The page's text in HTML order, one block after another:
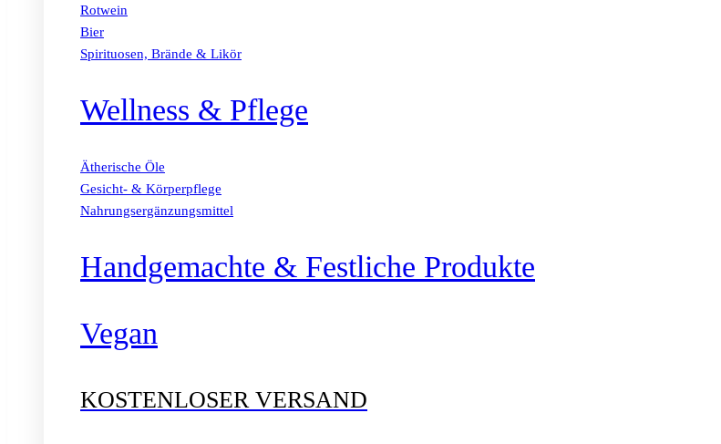
Rotwein
Bier
Spirituosen, Brände & Likör
Wellness & Pflege
Ätherische Öle
Gesicht- & Körperpflege
Nahrungsergänzungsmittel
Handgemachte & Festliche Produkte
Vegan
KOSTENLOSER VERSAND